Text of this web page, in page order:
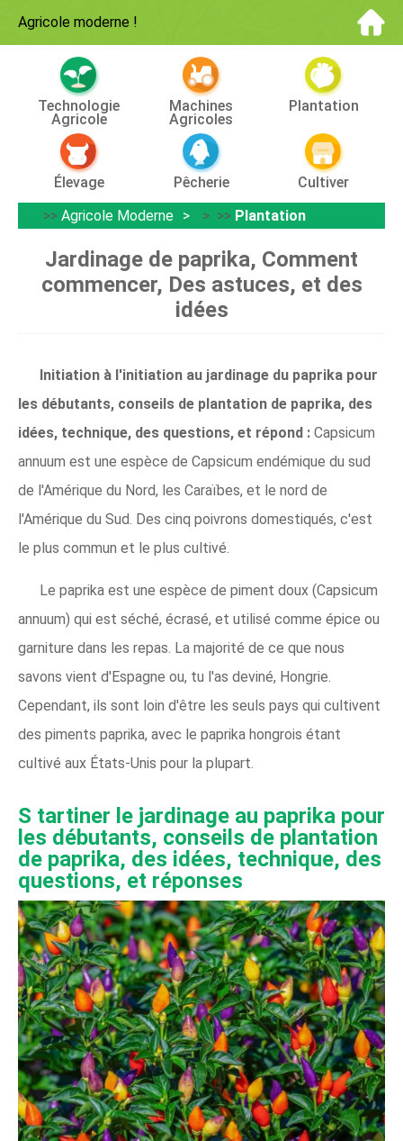
Agricole moderne !
Technologie
Agricole
Machines
Agricoles
Plantation
Élevage Pêcherie
Cultiver
>> Agricole Moderne > >> Plantation
Jardinage de paprika, Comment
commencer, Des astuces, et des
idées
Initiation à l'initiation au jardinage du paprika pour
les débutants, conseils de plantation de paprika, des
idées, technique, des questions, et répond : Capsicum
annuum est une espèce de Capsicum endémique du sud
de l'Amérique du Nord, les Caraïbes, et le nord de
l'Amérique du Sud. Des cinq poivrons domestiqués, c'est
le plus commun et le plus cultivé.
Le paprika est une espèce de piment doux (Capsicum
annuum) qui est séché, écrasé, et utilisé comme épice ou
garniture dans les repas. La majorité de ce que nous
savons vient d'Espagne ou, tu l'as deviné, Hongrie.
Cependant, ils sont loin d'être les seuls pays qui cultivent
des piments paprika, avec le paprika hongrois étant
cultivé aux États-Unis pour la plupart.
S tartiner le jardinage au paprika pour
les débutants, conseils de plantation
de paprika, des idées, technique, des
questions, et réponses